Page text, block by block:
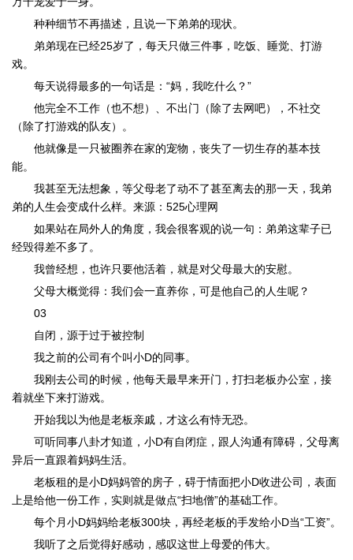
种种细节不再描述，且说一下弟弟的现状。
弟弟现在已经25岁了，每天只做三件事，吃饭、睡觉、打游
戏。
每天说得最多的一句话是：“妈，我吃什么？”
他完全不工作（也不想）、不出门（除了去网吧），不社交
（除了打游戏的队友）。
他就像是一只被圈养在家的宠物，丧失了一切生存的基本技
能。
我甚至无法想象，等父母老了动不了甚至离去的那一天，我弟
弟的人生会变成什么样。来源：525心理网
如果站在局外人的角度，我会很客观的说一句：弟弟这辈子已
经毁得差不多了。
我曾经想，也许只要他活着，就是对父母最大的安慰。
父母大概觉得：我们会一直养你，可是他自己的人生呢？
03
自闭，源于过于被控制
我之前的公司有个叫小D的同事。
我刚去公司的时候，他每天最早来开门，打扫老板办公室，接
着就坐下来打游戏。
开始我以为他是老板亲戚，才这么有恃无恐。
可听同事八卦才知道，小D有自闭症，跟人沟通有障碍，父母离
异后一直跟着妈妈生活。
老板租的是小D妈妈管的房子，碍于情面把小D收进公司，表面
上是给他一份工作，实则就是做点“扫地僧”的基础工作。
每个月小D妈妈给老板300块，再经老板的手发给小D当“工资”。
我听了之后觉得好感动，感叹这世上母爱的伟大。